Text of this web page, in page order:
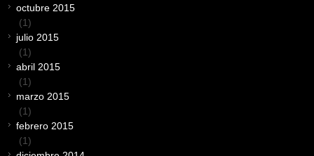
octubre 2015
(1)
julio 2015
(1)
abril 2015
(1)
marzo 2015
(1)
febrero 2015
(1)